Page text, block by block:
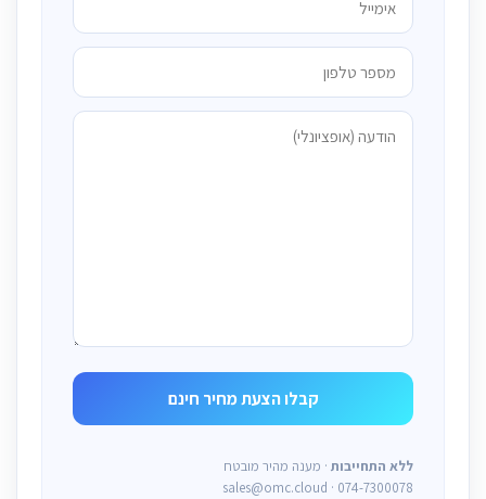
ללא התחייבות · מענה מהיר מובטח
sales@omc.cloud · 074-7300078